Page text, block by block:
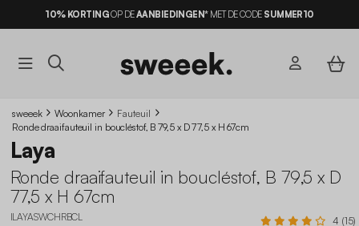
10% KORTINGOP DEAANBIEDINGEN*MET DE CODE SUMMER10
sweeek Woonkamer
Fauteuil
Ronde draaifauteuil in boucléstof, B 79,5 x D 77,5 x H 67cm
Laya
Ronde draaifauteuil in boucléstof, B 79,5 x D
77,5 x H 67cm
ILAYASWCHRBCL 4 (15)